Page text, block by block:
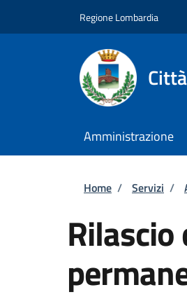
Regione Lombardia
Amministrazione
Briciole
Home / Servizi /